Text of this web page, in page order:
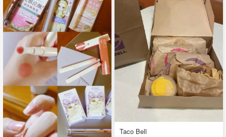
Taco Bell